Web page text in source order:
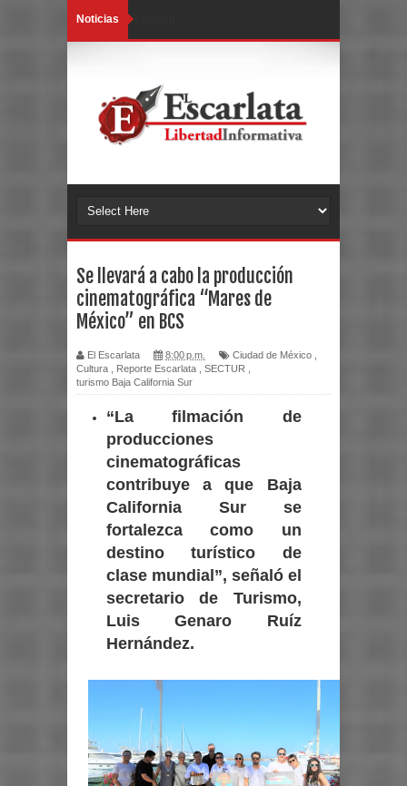
Noticias
Se llevará a cabo la producción
cinematográfica “Mares de
México” en BCS
El Escarlata 8:00 p.m. Ciudad de México
Cultura
Reporte Escarlata SECTUR
turismo Baja California Sur
“La filmación de
producciones
cinematográficas
contribuye a que Baja
California Sur se
fortalezca como un
destino turístico de
clase mundial”, señaló el
secretario de Turismo,
Luis Genaro Ruíz
Hernández.